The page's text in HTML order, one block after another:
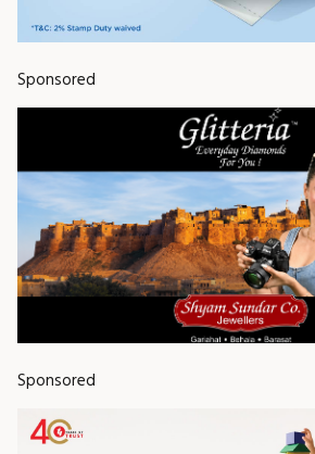
Sponsored
Sponsored